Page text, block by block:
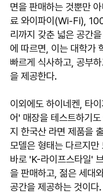
면을 판매하는 것뿐만
료 와이파이(Wi-Fi),
리까지 갖춘 넓은 공간
에 따르면, 이는 대학가
빠르게 식사하고, 공부
을 제공한다.
이외에도 하이네켄, 타
어' 매장을 테스트하기
지 한국산 라면 제품을
모델은 형태는 다르지
바로 'K-라이프스타일'
을 판매하고, 젊은 세대
공간을 제공하는 것이다